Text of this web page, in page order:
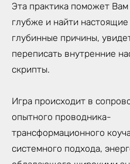
Эта практика поможет Вам
глубже и найти настоящие
глубинные причины,
переписать внутренние
скрипты.
Игра происходит в
опытного проводника-
трансформационного
системного подхода,